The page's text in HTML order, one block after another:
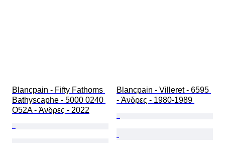
Blancpain - Fifty Fathoms
Bathyscaphe - 5000 0240
O52A - Άνδρες - 2022
Blancpain - Villeret - 6595
- Άνδρες - 1980-1989